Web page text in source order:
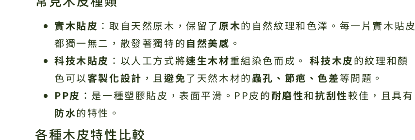
實木貼皮 ：取自天然原木，保留了原木的自然紋理和色澤。每一片實木貼皮
都獨一無二，散發著獨特的自然美感 。
科技木貼皮 ：以人工方式將速生木材重組染色而成。科技木皮的紋理和顏
色可以客製化設計 ，且避免了天然木材的蟲孔、節疤、色差等問題。
PP皮 ：是一種塑膠貼皮，表面平滑。PP皮的耐磨性和抗刮性較佳，且具有
防水的特性。
各種木皮特性比較